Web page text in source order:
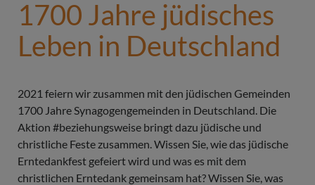
1700 Jahre jüdisches
Leben in Deutschland
2021 feiern wir zusammen mit den jüdischen Gemeinden
1700 Jahre Synagogengemeinden in Deutschland. Die
Aktion #beziehungsweise bringt dazu jüdische und
christliche Feste zusammen. Wissen Sie, wie das jüdische
Erntedankfest gefeiert wird und was es mit dem
christlichen Erntedank gemeinsam hat? Wissen Sie, was